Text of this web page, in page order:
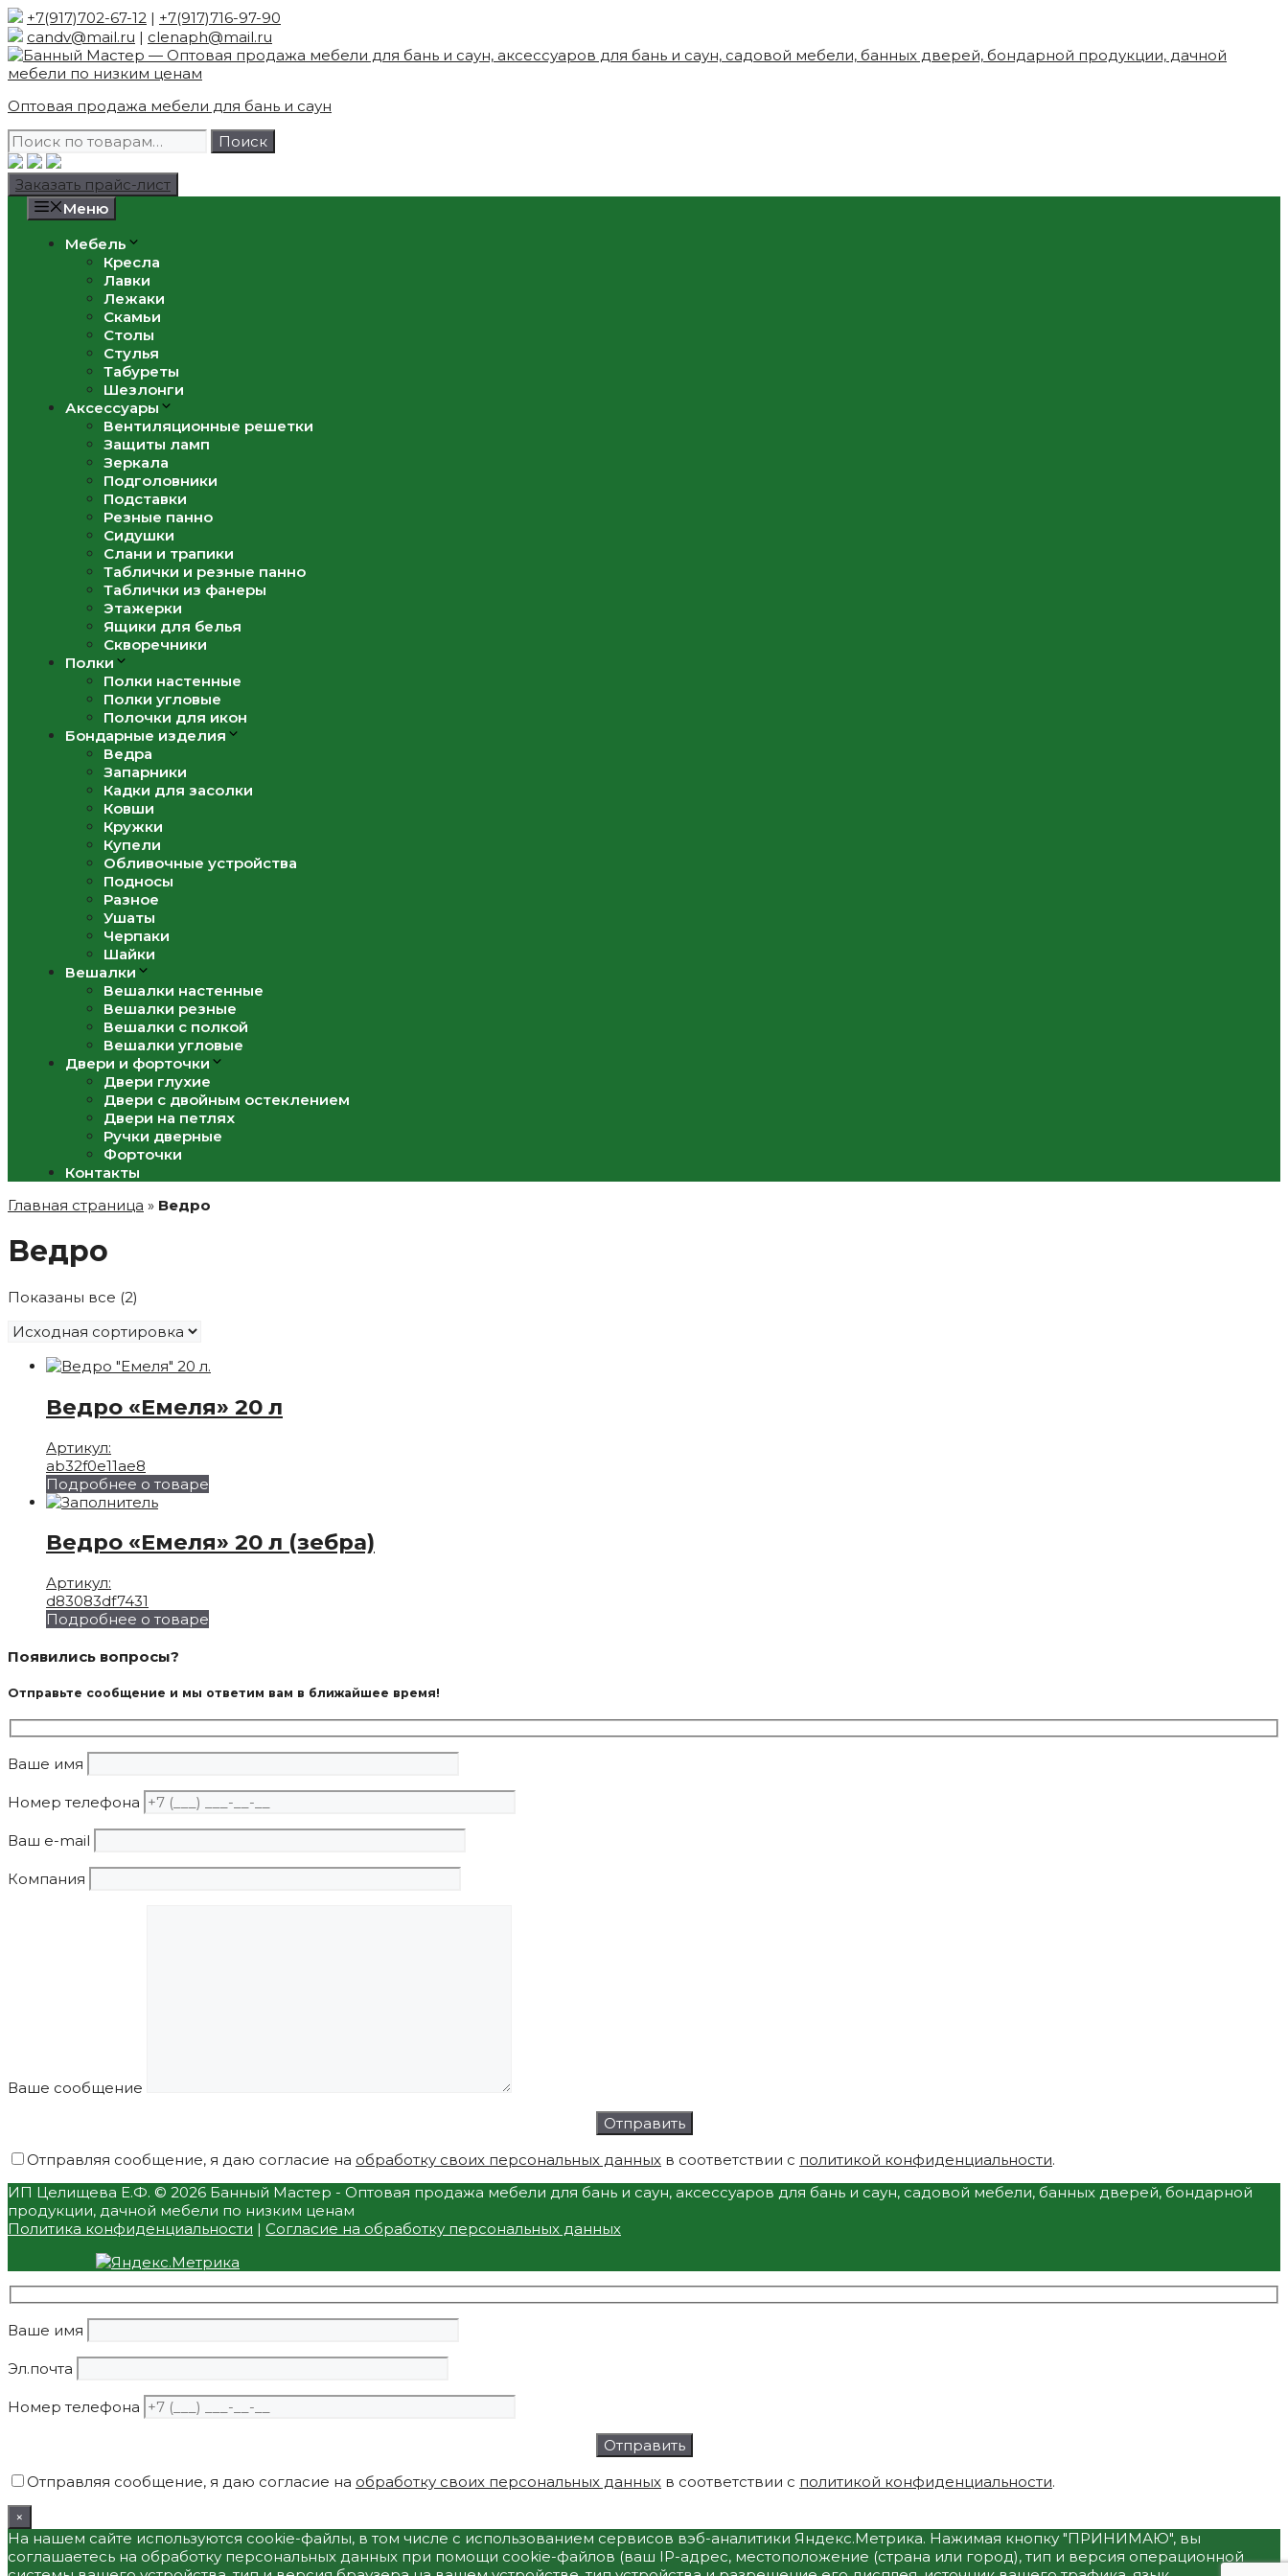
Skip
to
content
+7(917)702-67-12 | +7(917)716-97-90
candv@mail.ru | clenaph@mail.ru
Оптовая продажа мебели для бань и саун
Искать:
Поиск
Заказать прайс-лист
Меню
Мебель
Кресла
Лавки
Лежаки
Скамьи
Столы
Стулья
Табуреты
Шезлонги
Аксессуары
Вентиляционные решетки
Защиты ламп
Зеркала
Подголовники
Подставки
Резные панно
Сидушки
Слани и трапики
Таблички и резные панно
Таблички из фанеры
Этажерки
Ящики для белья
Скворечники
Полки
Полки настенные
Полки угловые
Полочки для икон
Бондарные изделия
Ведра
Запарники
Кадки для засолки
Ковши
Кружки
Купели
Обливочные устройства
Подносы
Разное
Ушаты
Черпаки
Шайки
Вешалки
Вешалки настенные
Вешалки резные
Вешалки с полкой
Вешалки угловые
Двери и форточки
Двери глухие
Двери с двойным остеклением
Двери на петлях
Ручки дверные
Форточки
Контакты
Главная страница » Ведро
Ведро
Показаны все (2)
Ведро «Емеля» 20 л
Артикул:
ab32f0e11ae8
Подробнее о товаре
Ведро «Емеля» 20 л (зебра)
Артикул:
d83083df7431
Подробнее о товаре
Появились вопросы?
Отправьте сообщение и мы ответим вам в ближайшее время!
Ваше имя
Номер телефона
Ваш e-mail
Компания
Ваше сообщение
Отправляя сообщение, я даю согласие на обработку своих персональных данных в соответствии с политикой конфиденциальности.
ИП Целищева Е.Ф. © 2026 Банный Мастер - Оптовая продажа мебели для бань и саун, аксессуаров для бань и саун, садовой мебели, банных дверей, бондарной
продукции, дачной мебели по низким ценам
Политика конфиденциальности | Согласие на обработку персональных данных
Ваше имя
Эл.почта
Номер телефона
Отправляя сообщение, я даю согласие на обработку своих персональных данных в соответствии с политикой конфиденциальности.
×
На нашем сайте используются cookie-файлы, в том числе с использованием сервисов вэб-аналитики Яндекс.Метрика. Нажимая кнопку "ПРИНИМАЮ", вы
соглашаетесь на обработку персональных данных при помощи cookie-файлов (ваш IP-адрес, местоположение (страна или город), тип и версия операционной